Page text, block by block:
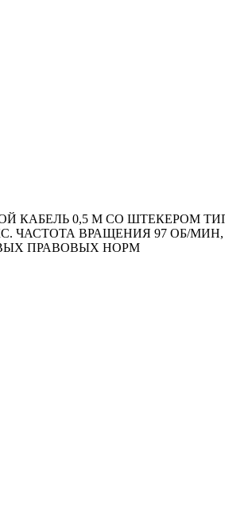
КАБЕЛЬ 0,5 М СО ШТЕКЕРОМ
ЧАСТОТА ВРАЩЕНИЯ 97 ОБ/
ПРАВОВЫХ НОРМ